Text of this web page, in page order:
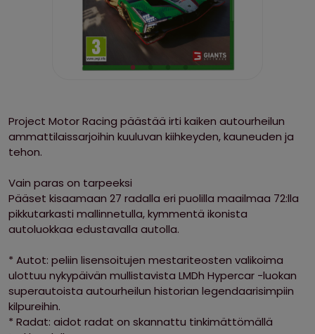
Project Motor Racing päästää irti kaiken autourheilun
ammattilaissarjoihin kuuluvan kiihkeyden, kauneuden ja
tehon.
Vain paras on tarpeeksi
Pääset kisaamaan 27 radalla eri puolilla maailmaa 72:lla
pikkutarkasti mallinnetulla, kymmentä ikonista
autoluokkaa edustavalla autolla.
* Autot: peliin lisensoitujen mestariteosten valikoima
ulottuu nykypäivän mullistavista LMDh Hypercar -luokan
superautoista autourheilun historian legendaarisimpiin
kilpureihin.
* Radat: aidot radat on skannattu tinkimättömällä